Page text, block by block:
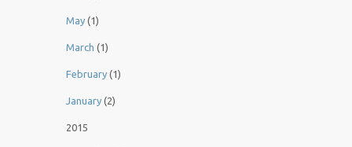
May (1)
March (1)
February (1)
January (2)
2015